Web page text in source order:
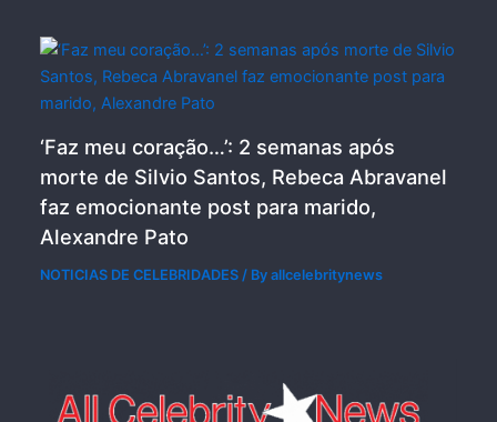
‘Faz meu coração…’: 2 semanas após
morte de Silvio Santos, Rebeca Abravanel
faz emocionante post para marido,
Alexandre Pato
NOTICIAS DE CELEBRIDADES / Byallcelebritynews